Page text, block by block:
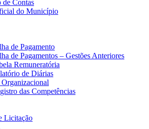
de Contas
do Município
de Pagamento
de Pagamentos – Gestões Anteriores
Remuneratória
de Diárias
das Competências
Licitação